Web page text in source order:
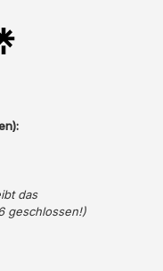
das
geschlossen!)